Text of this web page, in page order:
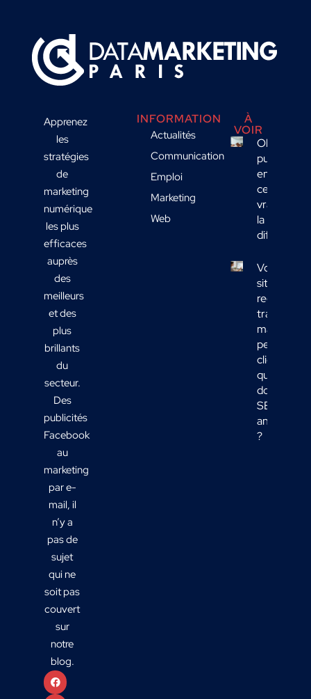
Apprenez
les
stratégies
de
marketing
numérique
les plus
efficaces
auprès
des
meilleurs
et des
plus
brillants
du
secteur.
Des
publicités
Facebook
au
marketing
par e-
mail, il
n’y a
pas de
sujet
qui ne
soit pas
couvert
sur
notre
blog.
INFORMATION
Actualités
Communication
Emploi
Marketing
Web
À
VOIR
Objet
publicitaire
en B2B :
ce qui fait
vraiment
la
différence
Votre
site
reçoit du
trafic
mais
peu de
clients :
quelles
données
SEO
analyser
?